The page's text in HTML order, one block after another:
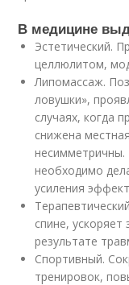
В медицине
Эстетический.
целлюлитом,
Липомассаж.
ловушки»,
случаях, когда
снижена
несимметричны.
необходимо
усиления
спине,
результате
Спортивный.
тренировок,